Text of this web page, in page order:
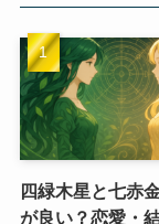
四緑木星と七赤
が良い？恋愛・